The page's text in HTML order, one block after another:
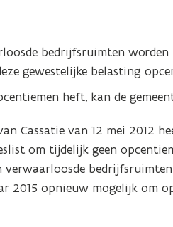
bedrijfsruimten
gewestelijke belasting
heft, kan de
Cassatie van 12 mei 2012
om tijdelijk geen
verwaarloosde
2015 opnieuw mogelijk om